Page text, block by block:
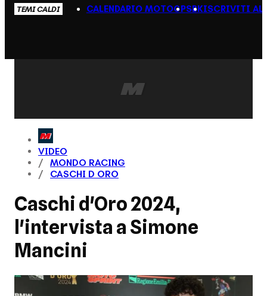
TEMI CALDI CALENDARIO MOTOGPSBKISCRIVITI AL
VIDEO
MONDO RACING
CASCHI D ORO
Caschi d'Oro 2024,
l'intervista a Simone
Mancini